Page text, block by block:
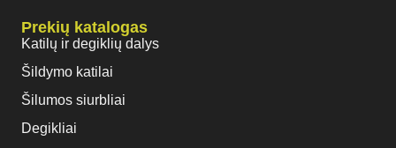
Prekių katalogas
Katilų ir degiklių dalys
Šildymo katilai
Šilumos siurbliai
Degikliai